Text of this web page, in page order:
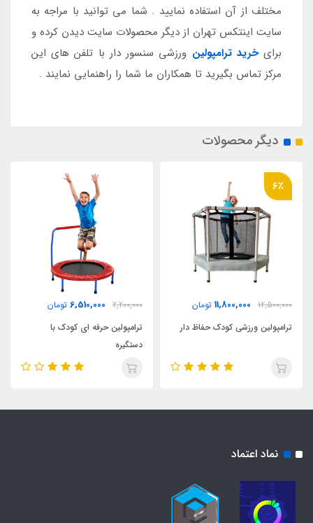
مختلف از آن استفاده نمایید . شما می توانید با مراجه به
سایت اینتکس تهران از دیگر محصولات سایت دیدن کرده و
برایخرید ترامپولین ورزشی سنسور دار با تلفن های این
مرکز تماس بگیرید تا همکاران ما شما را راهنمایی نمایند .
دیگر محصولات
6٪
12,500,000
11,800,000 تومان
ترامپولین ورزشی کودک حفاظ دار
2,200,000
6,510,000 تومان
ترامپولین حرفه ای کودک با
دستگیره
نماد اعتماد